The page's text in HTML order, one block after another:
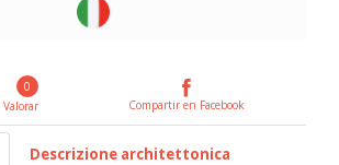
0
Valorar
Compartir en Facebook
Descrizione architettonica